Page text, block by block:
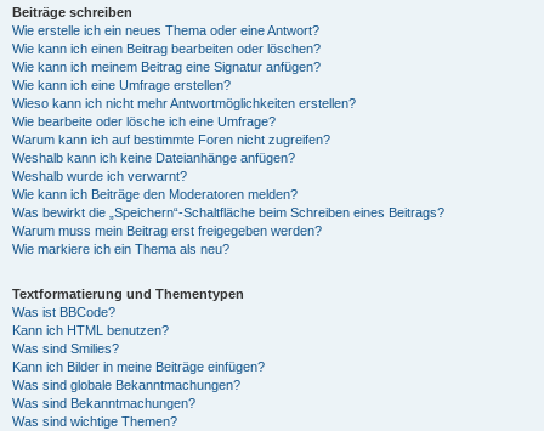
Beiträge schreiben
Wie erstelle ich ein neues Thema oder eine Antwort?
Wie kann ich einen Beitrag bearbeiten oder löschen?
Wie kann ich meinem Beitrag eine Signatur anfügen?
Wie kann ich eine Umfrage erstellen?
Wieso kann ich nicht mehr Antwortmöglichkeiten erstellen?
Wie bearbeite oder lösche ich eine Umfrage?
Warum kann ich auf bestimmte Foren nicht zugreifen?
Weshalb kann ich keine Dateianhänge anfügen?
Weshalb wurde ich verwarnt?
Wie kann ich Beiträge den Moderatoren melden?
Was bewirkt die „Speichern“-Schaltfläche beim Schreiben eines Beitrags?
Warum muss mein Beitrag erst freigegeben werden?
Wie markiere ich ein Thema als neu?
Textformatierung und Thementypen
Was ist BBCode?
Kann ich HTML benutzen?
Was sind Smilies?
Kann ich Bilder in meine Beiträge einfügen?
Was sind globale Bekanntmachungen?
Was sind Bekanntmachungen?
Was sind wichtige Themen?